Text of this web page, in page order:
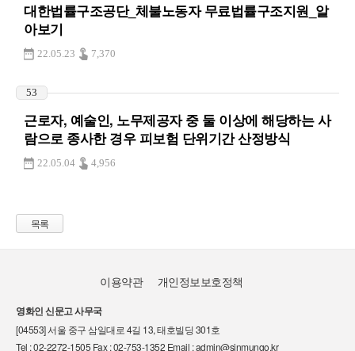
대한법률구조공단_체불노동자 무료법률구조지원_알
아보기
22.05.23 7,370
53
근로자, 예술인, 노무제공자 중 둘 이상에 해당하는 사
람으로 종사한 경우 피보험 단위기간 산정방식
22.05.04 4,956
목록
이용약관 개인정보보호정책
영화인 신문고 사무국
[04553] 서울 중구 삼일대로 4길 13, 태호빌딩 301호
Tel : 02-2272-1505 Fax : 02-753-1352 Email : admin@sinmungo.kr